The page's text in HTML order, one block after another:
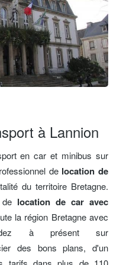
à Lannion
en car et minibus sur
de location de
du territoire Bretagne.
location de car avec
la région Bretagne avec
à présent sur
des bons plans, d'un